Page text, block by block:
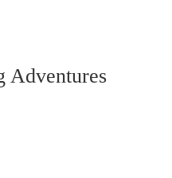
Adventures